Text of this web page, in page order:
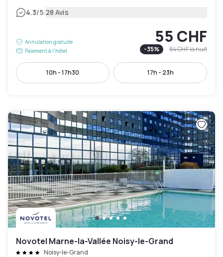
4.3/5|28 Avis
Annulation gratuite
Paiement à l'hôtel
55 CHF
-35% 84 CHFla nuit
10h - 17h30 17h - 23h
Novotel Marne-la-Vallée Noisy-le-Grand
Noisy-le-Grand